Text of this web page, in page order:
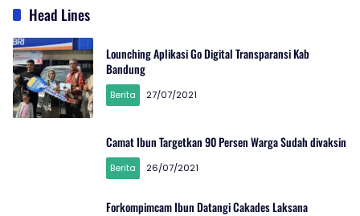
Head Lines
Lounching Aplikasi Go Digital Transparansi Kab
Bandung
Berita 27/07/2021
Camat Ibun Targetkan 90 Persen Warga Sudah divaksin
Berita 26/07/2021
Forkompimcam Ibun Datangi Cakades Laksana